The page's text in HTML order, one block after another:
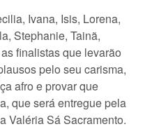
Ivana, Isis, Lorena,
Stephanie, Tainã,
finalistas que levarão
pelo seu carisma,
afro e provar que
que será entregue pela
Valéria Sá Sacramento.